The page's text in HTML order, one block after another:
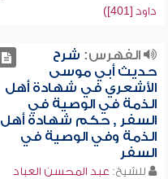
داود [401])
الفهرس: شرح
حديث أبي موسى
الأشعري في شهادة أهل
الذمة في الوصية في
السفر , حكم شهادة أهل
الذمة وفي الوصية في
السفر
للشيخ: عبد المحسن العباد